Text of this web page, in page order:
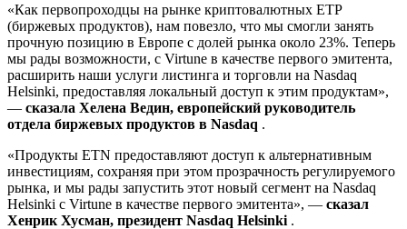
«Как первопроходцы на рынке криптовалютных ETP
(биржевых продуктов), нам повезло, что мы смогли занять
прочную позицию в Европе с долей рынка около 23%. Теперь
мы рады возможности, с Virtune в качестве первого эмитента,
расширить наши услуги листинга и торговли на Nasdaq
Helsinki, предоставляя локальный доступ к этим продуктам»,
— сказала Хелена Ведин, европейский руководитель
отдела биржевых продуктов в Nasdaq .
«Продукты ETN предоставляют доступ к альтернативным
инвестициям, сохраняя при этом прозрачность регулируемого
рынка, и мы рады запустить этот новый сегмент на Nasdaq
Helsinki с Virtune в качестве первого эмитента», — сказал
Хенрик Хусман, президент Nasdaq Helsinki .